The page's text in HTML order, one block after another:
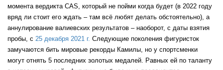
ROC
FIN
момента вердикта CAS, который не пойми когда будет (в 2022 году
вряд ли стоит его ждать – там всё любят делать обстоятельно), а
аннулирование валиевских результатов – наоборот, с даты взятия
пробы, с 25 декабря 2021 г. Следующие поколения фигуристок
замучаются бить мировые рекорды Камилы, но у спортсменки
могут отнять 5 последних золотых медалей. Равных ей по таланту